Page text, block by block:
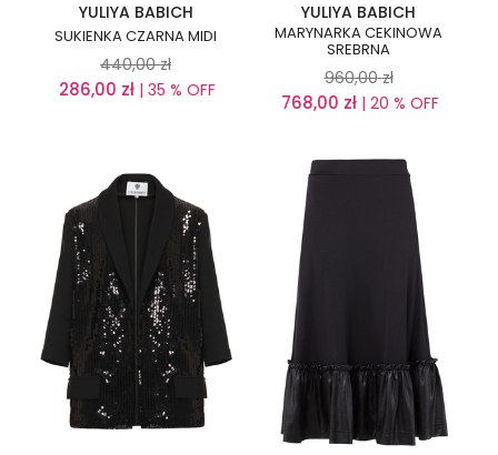
YULIYA BABICH
SUKIENKA CZARNA MIDI
440,00 zł
286,00 zł | 35 % OFF
YULIYA BABICH
MARYNARKA CEKINOWA
SREBRNA
960,00 zł
768,00 zł | 20 % OFF